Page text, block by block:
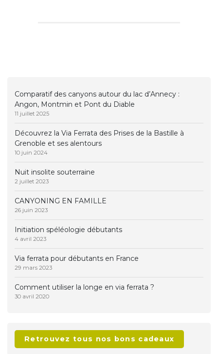
Comparatif des canyons autour du lac d’Annecy :
Angon, Montmin et Pont du Diable
11 juillet 2025
Découvrez la Via Ferrata des Prises de la Bastille à
Grenoble et ses alentours
10 juin 2024
Nuit insolite souterraine
2 juillet 2023
CANYONING EN FAMILLE
26 juin 2023
Initiation spéléologie débutants
4 avril 2023
Via ferrata pour débutants en France
29 mars 2023
Comment utiliser la longe en via ferrata ?
30 avril 2020
Retrouvez tous nos bons cadeaux